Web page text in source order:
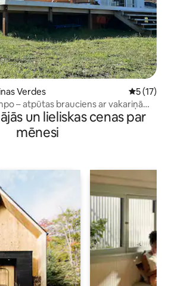
Verdes Vidējais
5 (17)
– atpūtas brauciens ar vakariņām
un lieliskas cenas par
mēnesi